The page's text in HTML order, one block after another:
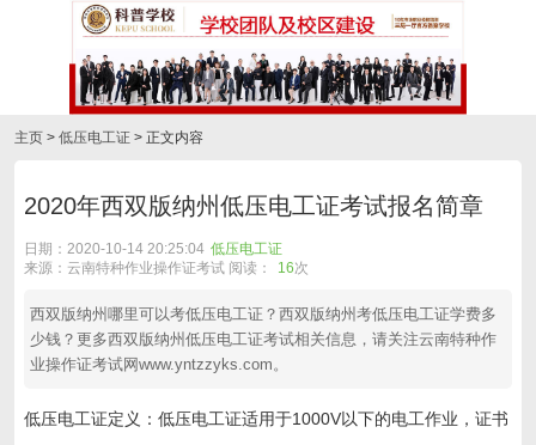
主页 > 低压电工证 > 正文内容
2020年西双版纳州低压电工证考试报名简章
日期：2020-10-14 20:25:04 低压电工证
来源：云南特种作业操作证考试 阅读：
16次
西双版纳州哪里可以考低压电工证？西双版纳州考低压电工证学费多
少钱？更多西双版纳州低压电工证考试相关信息，请关注云南特种作
业操作证考试网www.yntzzyks.com。
低压电工证定义：低压电工证适用于1000V以下的电工作业，证书